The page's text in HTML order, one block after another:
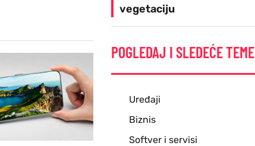
vegetaciju
POGLEDAJ I SLEDEĆE TEME
Uređaji
Biznis
Softver i servisi